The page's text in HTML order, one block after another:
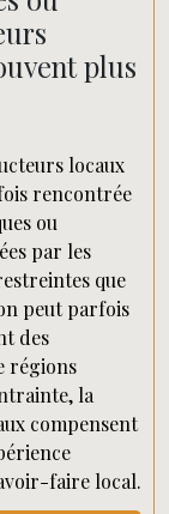
plus
locaux
rencontrée
ou
par les
que
peut parfois
des
régions
la
compensent
faire local.